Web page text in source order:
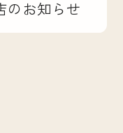
のお知らせ